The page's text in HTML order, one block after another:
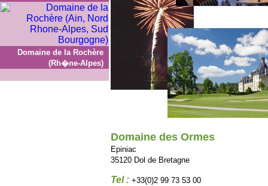
Domaine de la Rochère
(Rh�ne-Alpes)
Domaine des Ormes
Epiniac
35120 Dol de Bretagne
Tel : +33(0)2 99 73 53 00